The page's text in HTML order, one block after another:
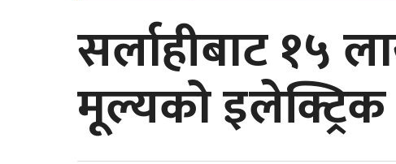
सर्लाहीबाट १५
मूल्यको इलेक्ट्रिक